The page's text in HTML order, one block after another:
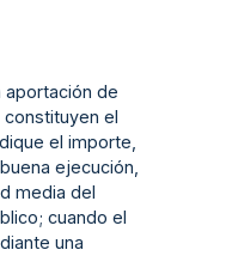
aportación de
constituyen el
el importe,
ejecución,
media del
cuando el
una